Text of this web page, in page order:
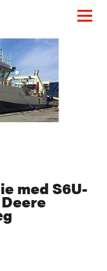
med S6U-